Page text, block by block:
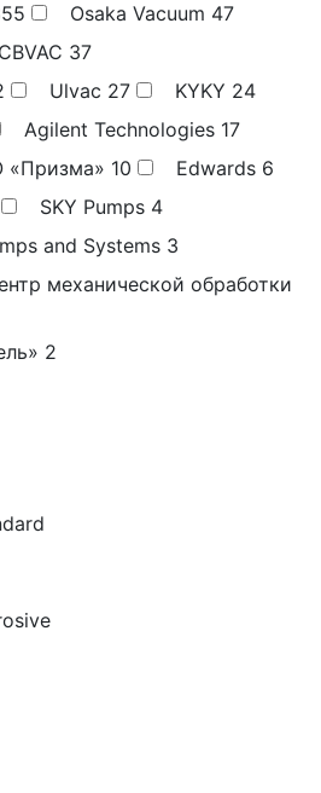
Osaka Vacuum 47
CBVAC 37
Ulvac 27 KYKY 24
Agilent Technologies 17
«Призма» 10 Edwards 6
SKY Pumps 4
and Systems 3
механической обработки
2